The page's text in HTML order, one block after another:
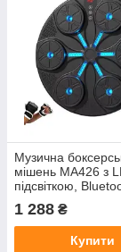
Музична
мішень MA426 з
підсвіткою,
рукавичками,
тренажер
1 288 ₴
Купити